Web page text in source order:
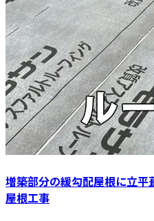
増築部分の緩勾配屋根に立
屋根工事